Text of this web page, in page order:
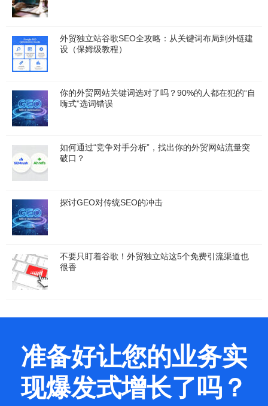
外贸独立站谷歌SEO全攻略：从关键词布局到外链建
设（保姆级教程）
你的外贸网站关键词选对了吗？90%的人都在犯的“自
嗨式”选词错误
如何通过“竞争对手分析”，找出你的外贸网站流量突
破口？
探讨GEO对传统SEO的冲击
不要只盯着谷歌！外贸独立站这5个免费引流渠道也
很香
准备好让您的业务实
现爆发式增长了吗？